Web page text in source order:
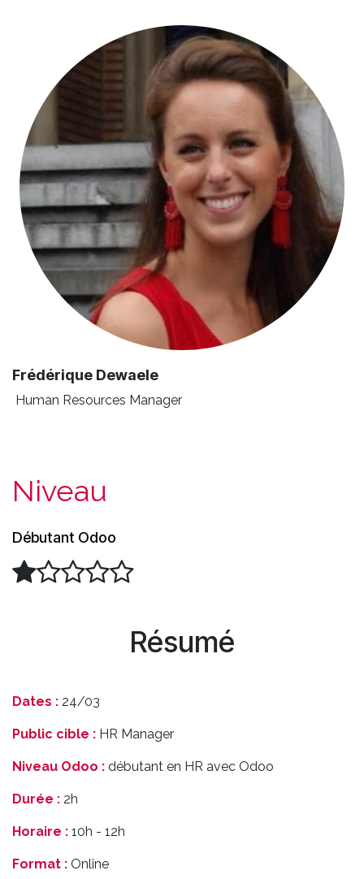
Frédérique Dewaele
Human Resources Manager
Niveau
Débutant Odoo
Résumé
Dates : 24/03
Public cible : HR Manager
Niveau Odoo : débutant en HR avec Odoo
Durée : 2h
Horaire : 10h - 12h
Format : Online